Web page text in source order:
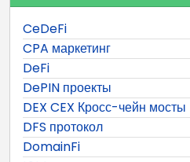
CeDeFi
CPA маркетинг
DeFi
DePIN проекты
DEX CEX Кросс-чейн мосты
DFS протокол
DomainFi